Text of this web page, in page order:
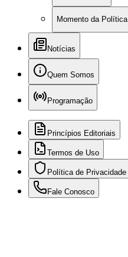
Momento da Política
Notícias
Quem Somos
Programação
Princípios Editoriais
Termos de Uso
Política de Privacidade
Fale Conosco